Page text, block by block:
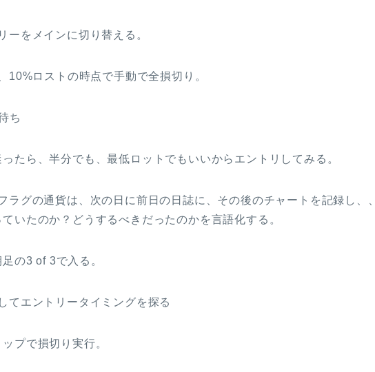
ーをメインに切り替える。
10%ロストの時点で手動で全損切り。
ち
ったら、半分でも、最低ロットでもいいからエントリしてみる。
ラグの通貨は、次の日に前日の日誌に、その後のチャートを記録し、、
いたのか？どうするべきだったのかを言語化する。
の3 of 3で入る。
てエントリータイミングを探る
プで損切り実行。